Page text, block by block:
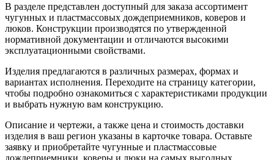
В разделе представлен доступный для заказа ассортимент
чугунных и пластмассовых дождеприемников, коверов и
люков. Конструкции производятся по утвержденной
нормативной документации и отличаются высокими
эксплуатационными свойствами.
Изделия предлагаются в различных размерах, формах и
вариантах исполнения. Переходите на страницу категории,
чтобы подробно ознакомиться с характеристиками продукции
и выбрать нужную вам конструкцию.
Описание и чертежи, а также цена и стоимость доставки
изделия в ваш регион указаны в карточке товара. Оставьте
заявку и приобретайте чугунные и пластмассовые
дождеприемники, коверы и люки на самых выгодных